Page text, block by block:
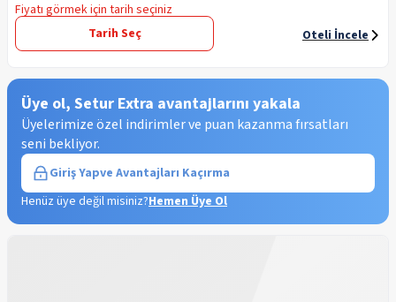
Fiyatı görmek için tarih seçiniz
Tarih Seç
Oteli İncele
Üye ol, Setur Extra avantajlarını yakala
Üyelerimize özel indirimler ve puan kazanma fırsatları
seni bekliyor.
Giriş Yapve Avantajları Kaçırma
Henüz üye değil misiniz?Hemen Üye Ol